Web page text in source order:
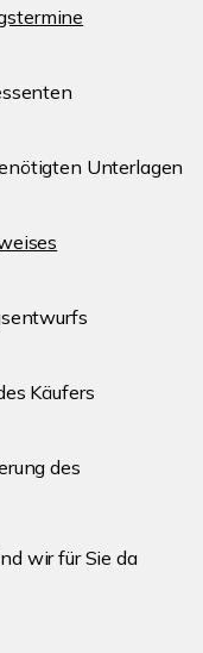
Unterlagen
Käufers
des
wir für Sie da